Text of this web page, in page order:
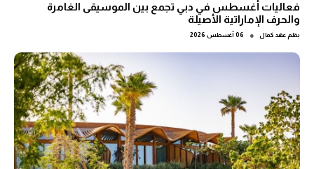
فعاليات أغسطس في دبي تجمع بين الموسيقى الغامرة
والحرف الإماراتية الأصيلة
بقلم عهد كمال ● 06 أغسطس 2026